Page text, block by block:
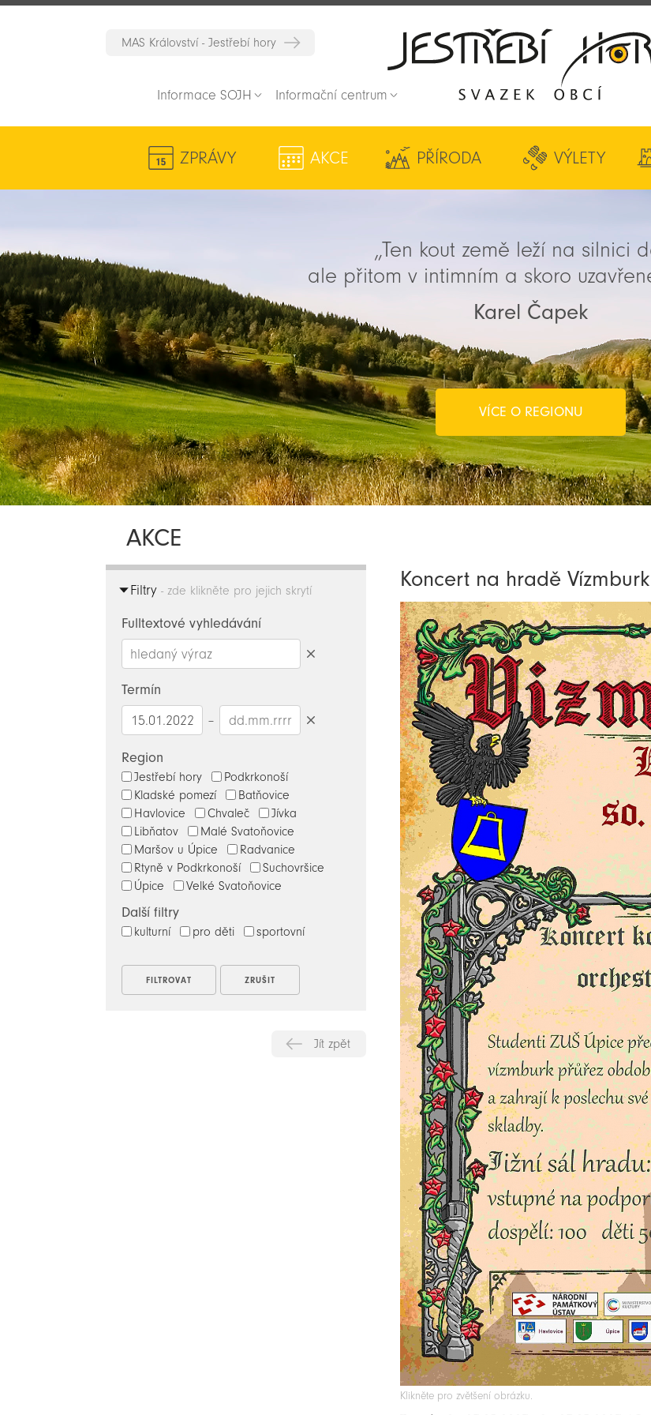
MAS Království - Jestřebí hory
Informace SOJH Informační centrum
ZPRÁVY AKCE PŘÍRODA VÝLETY
„Ten kout země leží na silnici
ale přitom v intimním a skoro
Karel Čapek
VÍCE O REGIONU
AKCE
Filtry - zde klikněte pro jejich skrytí
Fulltextové vyhledávání
Termín
–
Region
Jestřebí hory
Podkrkonoší
Kladské pomezí
Batňovice
Havlovice
Chvaleč
Jívka
Libňatov
Malé Svatoňovice
Maršov u Úpice
Radvanice
Rtyně v Podkrkonoší
Suchovršice
Úpice
Velké Svatoňovice
Další filtry
kulturní pro děti sportovní
Jít zpět
Koncert na hradě Vízmburk
Klikněte pro zvětšení obrázku.